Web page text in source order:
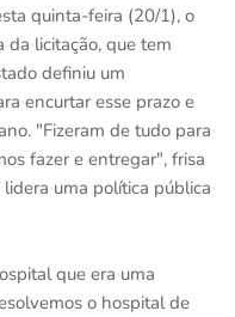
quinta-feira (20/1), o
da licitação, que tem
definiu um
encurtar esse prazo e
"Fizeram de tudo para
fazer e entregar", frisa
uma política pública
que era uma
o hospital de